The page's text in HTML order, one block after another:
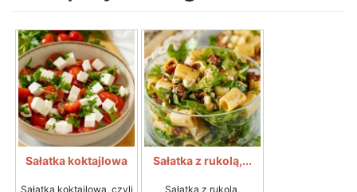
Sałatka koktajlowa
Sałatka koktajlowa, czyli
Sałatka z rukolą,...
Sałatka z rukolą,